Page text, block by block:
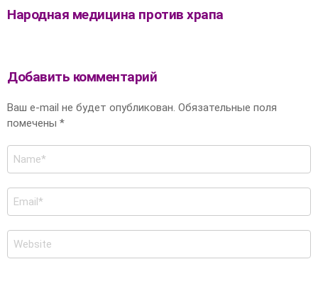
Народная медицина против храпа
Добавить комментарий
Ваш e-mail не будет опубликован. Обязательные поля
помечены *
Имя
*
E-
mail
Сайт